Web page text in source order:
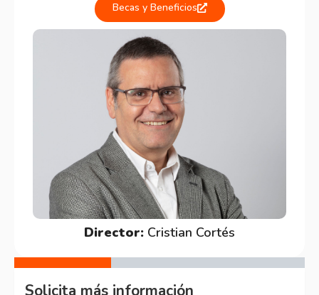
Becas y Beneficios
Director: Cristian Cortés